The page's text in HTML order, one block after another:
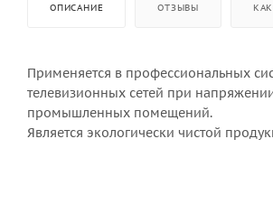
ОПИСАНИЕ ОТЗЫВЫ
Применяется в профессиональных
телевизионных сетей при
промышленных помещений.
Является экологически чистой